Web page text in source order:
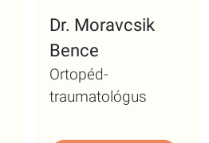
Dr. Moravcsik
Bence
Ortopéd-
traumatológus